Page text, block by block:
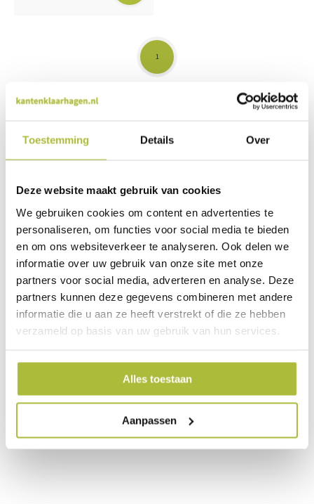
Toestemming Details Over
Deze website maakt gebruik van cookies
We gebruiken cookies om content en advertenties te
personaliseren, om functies voor social media te bieden
en om ons websiteverkeer te analyseren. Ook delen we
informatie over uw gebruik van onze site met onze
partners voor social media, adverteren en analyse. Deze
partners kunnen deze gegevens combineren met andere
informatie die u aan ze heeft verstrekt of die ze hebben
verzameld op basis van uw gebruik van hun services.
Alles toestaan
Aanpassen
1
Hardhouten haagbak voor je haag
Voor het creëren van een afscheiding op bijvoorbeeld je
met kant en klaar haagbestellen. Je kunt zelf bepalen
welke haag je in de haagbak geplant wil hebben. Optioneel
kun je onder de haagbak ook nogwieltjes laten
monteren. We kunnen de haagbakken kant-en-klaar voor
je leveren, maar je kunt de hardhouten haagbakkenook los
bestellen. We leveren ook twee losse hardhouten
haagbakken geschikt voor 2 en 3 hagen. Deze worden
exclusief haag geleverd. Een haag kun je er los bij bestellen.
welke maat de kant en klaar haag heeft,
van de haagbak inclusief haag verschillen. Let erop dat
de hoogte van de haag wordt opgeteld bij de hoogte van de
hardhouten haagbak.